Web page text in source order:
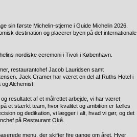
sin første Michelin-stjerne i Guide Michelin 2026.
destination og placerer byen på det internationale
nordiske ceremoni i Tivoli i København.
restaurantchef Jacob Lauridsen samt
Jack Cramer har været en del af Ruths Hotel i
Alchemist.
resultatet af et målrettet arbejde, vi har været
et stærkt team, hvor kvalitet og ambition er fælles
og dedikation, vi lægger i alt, hvad vi gør, og det
på Restaurant Okê.
menu, der skifter fire gange om året. Hver